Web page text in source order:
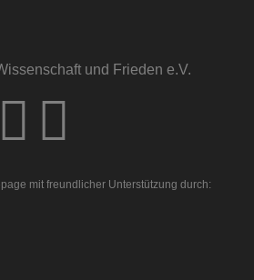
und Frieden e.V.
mit freundlicher Unterstützung durch: